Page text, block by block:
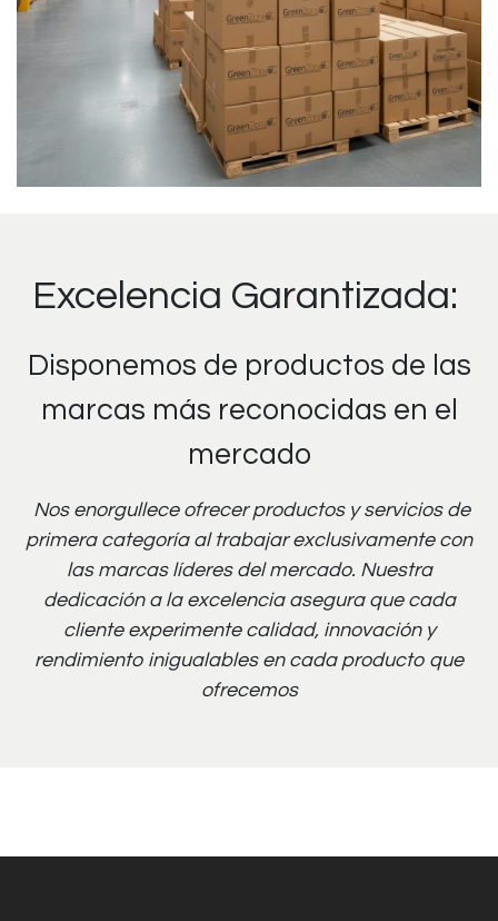
Excelencia Garantizada:
Disponemos de productos de las
marcas más reconocidas en el
mercado
Nos enorgullece ofrecer productos y servicios de
primera categoría al trabajar exclusivamente con
las marcas líderes del mercado. Nuestra
dedicación a la excelencia asegura que cada
cliente experimente calidad, innovación y
rendimiento inigualables en cada producto que
ofrecemos